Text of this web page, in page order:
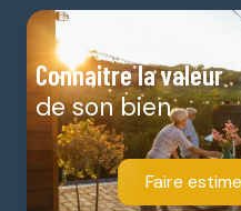
Connaitre la valeur
de son bien
Faire